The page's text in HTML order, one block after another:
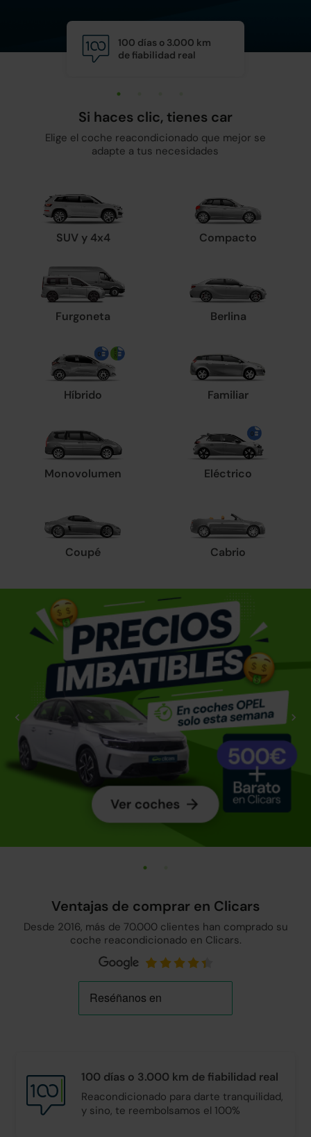
100 días o 3.000 km
de fiabilidad real
y
Si haces clic, tienes car
Elige el coche reacondicionado que mejor se
adapte a tus necesidades
SUV y 4x4 Compacto
Furgoneta Berlina
Híbrido Familiar
Monovolumen Eléctrico
Coupé Cabrio
Ventajas de comprar en Clicars
Desde 2016, más de 70.000 clientes han comprado su
coche reacondicionado en Clicars.
100 días o 3.000 km defiabilidad real
Reacondicionado para darte tranquilidad,
y sino, te reembolsamos el 100%